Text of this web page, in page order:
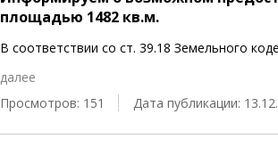
площадью 1482 кв.м.
В соответствии со ст. 39.18 Земельного
далее
Просмотров: 151
Дата публикации: